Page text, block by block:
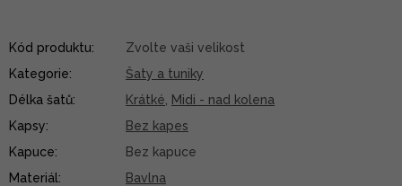
Kód produktu:
Zvolte vaši velikost
Kategorie:
Šaty a tuniky
Délka šatů: Krátké
Midi - nad kolena
Kapsy:
Bez kapes
Kapuce:
Bez kapuce
Materiál:
Bavlna